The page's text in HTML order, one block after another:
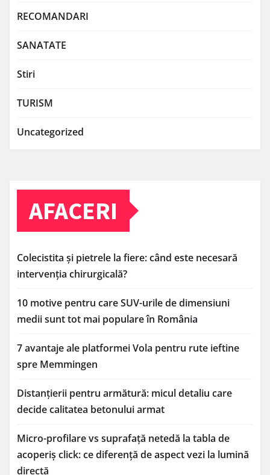
RECOMANDARI
SANATATE
Stiri
TURISM
Uncategorized
AFACERI
Colecistita și pietrele la fiere: când este necesară
intervenția chirurgicală?
10 motive pentru care SUV-urile de dimensiuni
medii sunt tot mai populare în România
7 avantaje ale platformei Vola pentru rute ieftine
spre Memmingen
Distanțierii pentru armătură: micul detaliu care
decide calitatea betonului armat
Micro-profilare vs suprafață netedă la tabla de
acoperiș click: ce diferență de aspect vezi la lumină
directă